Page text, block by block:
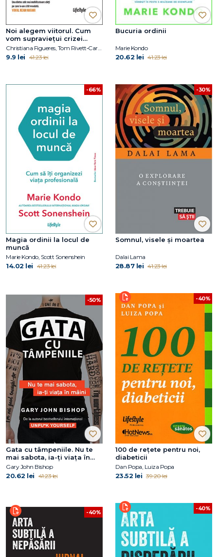
Noi alegem viitorul. Cum
vom supraviețui crizei
climatice
Christiana Figueres, Tom Rivett‑Carnac
9.9 lei 41.23 lei
Bucuria ordinii
Marie Kondo
20.62 lei 41.23 lei
-66%
Magia ordinii la locul de
muncă
Marie Kondo, Scott Sonenshein
14.02 lei 41.23 lei
-30%
Somnul, visele și moartea
Dalai Lama
28.87 lei 41.23 lei
-50%
Gata cu tâmpeniile. Nu te
mai sabota, ia-ți viața în
mâini
Gary John Bishop
20.62 lei 41.23 lei
-40%
100 de reţete pentru noi,
diabeticii
Dan Popa, Luiza Popa
23.52 lei 39.20 lei
-40%
-40%